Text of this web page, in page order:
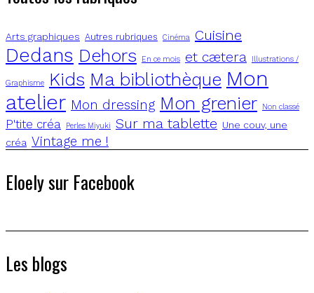
Arts graphiques Autres rubriques Cinéma Cuisine
Dedans Dehors En ce mois et cætera Illustrations /
Graphisme Kids Ma bibliothèque Mon
atelier Mon dressing Mon grenier Non classé
P'tite créa Perles Miyuki Sur ma tablette Une couv, une
créa Vintage me !
Eloely sur Facebook
Les blogs